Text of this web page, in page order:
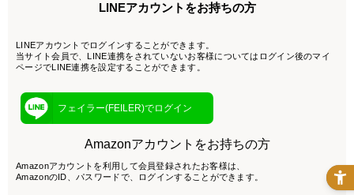
LINEアカウントをお持ちの方
LINEアカウントでログインすることができます。
当サイト会員で、LINE連携をされていないお客様についてはログイン後のマイ
ページでLINE連携を設定することができます。
フェイラー(FEILER)でログイン
Amazonアカウントをお持ちの方
Amazonアカウントを利用して会員登録されたお客様は、
AmazonのID、パスワードで、ログインすることができます。